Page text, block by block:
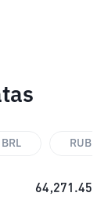
BRL RUB
64,271.45